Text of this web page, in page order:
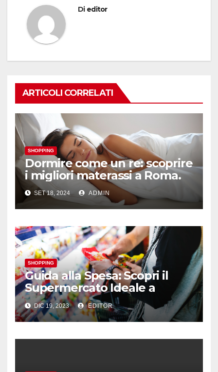
Di editor
ARTICOLI CORRELATI
SHOPPING
Dormire come un re: scoprire
i migliori materassi a Roma.
SET 18, 2024 ADMIN
SHOPPING
Guida alla Spesa: Scopri il
Supermercato Ideale a
Metaponto
DIC 19, 2023 EDITOR